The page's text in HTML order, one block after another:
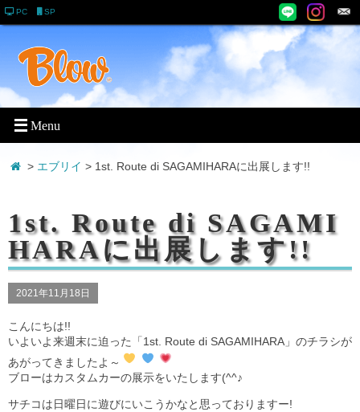
PC SP
> エブリイ > 1st. Route di SAGAMIHARAに出展します!!
1st. Route di SAGAMI
HARAに出展します!!
2021年11月18日
こんにちは!!
いよいよ来週末に迫った「1st. Route di SAGAMIHARA」のチラシが
あがってきましたよ～
ブローはカスタムカーの展示をいたします(^^♪
サチコは日曜日に遊びにいこうかなと思っておりますー!